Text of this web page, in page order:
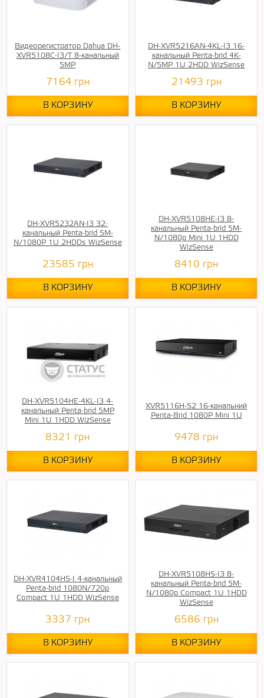
Видеорегистратор Dahua DH-
XVR5108C-I3/T 8-канальный
5MP
7164грн
В КОРЗИНУ
DH-XVR5216AN-4KL-I3 16-
канальный Penta-brid 4K-
N/5MP 1U 2HDD WizSense
21493 грн
В КОРЗИНУ
DH-XVR5232AN-I3 32-
канальный Penta-brid 5M-
N/1080P 1U 2HDDs WizSense
23585 грн
В КОРЗИНУ
DH-XVR5108HE-I3 8-
канальный Penta-brid 5M-
N/1080p Mini 1U 1HDD
WizSense
8410 грн
В КОРЗИНУ
DH-XVR5104HE-4KL-I3 4-
канальный Penta-brid 5MP
Mini 1U 1HDD WizSense
8321 грн
В КОРЗИНУ
XVR5116H-S2 16-канальний
Penta-Brid 1080P Mini 1U
9478 грн
В КОРЗИНУ
DH-XVR4104HS-I 4-канальный
Penta-brid 1080N/720p
Compact 1U 1HDD WizSense
3337 грн
В КОРЗИНУ
DH-XVR5108HS-I3 8-
канальный Penta-brid 5M-
N/1080p Compact 1U 1HDD
WizSense
6586 грн
В КОРЗИНУ